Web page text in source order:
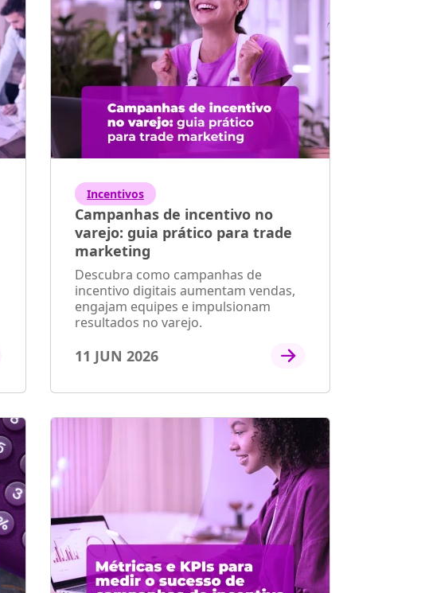
Incentivos
Campanhas de incentivo no
varejo: guia prático para trade
marketing
Descubra como campanhas de
incentivo digitais aumentam vendas,
engajam equipes e impulsionam
resultados no varejo.
11 JUN 2026